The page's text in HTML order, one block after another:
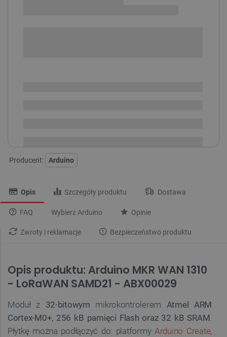
Producent: Arduino
Opis Szczegóły produktu Dostawa
FAQ Wybierz Arduino Opinie
Zwroty i reklamacje Bezpieczeństwo produktu
Opis produktu: Arduino MKR WAN 1310
- LoRaWAN SAMD21 - ABX00029
Moduł z 32-bitowym mikrokontrolerem Atmel ARM
Cortex-M0+, 256 kB pamięci Flash oraz 32 kB SRAM.
Płytkę można podłączyć do: platformyArduino Create,